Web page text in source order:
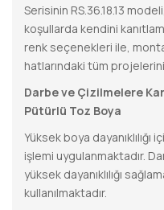
Serisinin RS.36.18.13
koşullarda kendini
renk seçenekleri ile,
hatlarındaki tüm
Darbe ve Çizilmelere
Pütürlü Toz Boya
Yüksek boya
işlemi uygulanmaktadır.
yüksek dayanıklılığı
kullanılmaktadır.